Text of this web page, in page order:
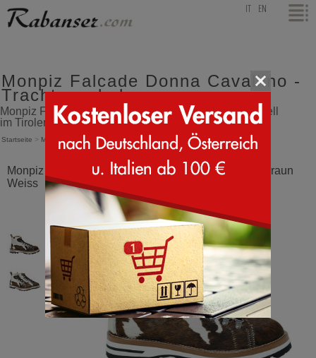
top EN
Monpiz Falcade Donna Cavallino -
Trachtenschuhe
Monpiz Falcade ultraweicher Damenstiefel aus Ponyfell
im Tiroler Stil - Trachtenschuhe
Startseite > Monpiz > Falcade Donna Cavallino
Monpiz Falcade Donna Cavallino Cavallino Dunkelbraun
Weiss